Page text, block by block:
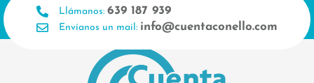
Ir
al
contenido
Llámanos: 639 187 939
Envíanos un mail: info@cuentaconello.com